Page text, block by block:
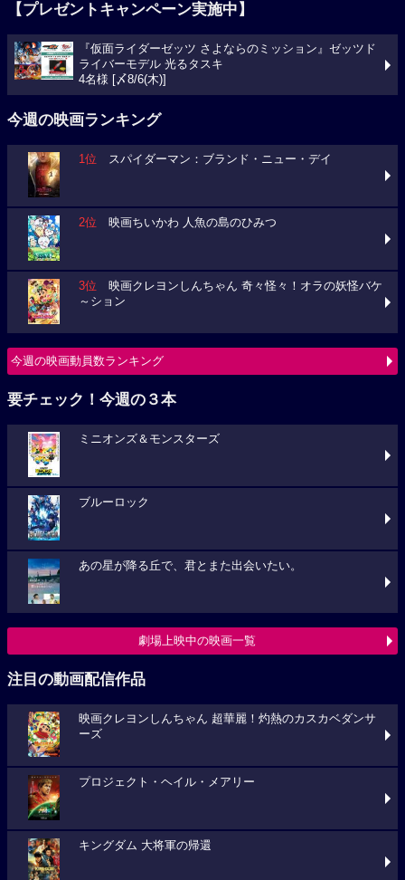
【プレゼントキャンペーン実施中】
『仮面ライダーゼッツ さよならのミッション』ゼッツド
ライバーモデル 光るタスキ
4名様 [〆8/6(木)]
今週の映画ランキング
1位 スパイダーマン：ブランド・ニュー・デイ
2位 映画ちいかわ 人魚の島のひみつ
3位 映画クレヨンしんちゃん 奇々怪々！オラの妖怪バケ
～ション
今週の映画動員数ランキング
要チェック！今週の３本
ミニオンズ＆モンスターズ
ブルーロック
あの星が降る丘で、君とまた出会いたい。
劇場上映中の映画一覧
注目の動画配信作品
映画クレヨンしんちゃん 超華麗！灼熱のカスカベダンサ
ーズ
プロジェクト・ヘイル・メアリー
キングダム 大将軍の帰還